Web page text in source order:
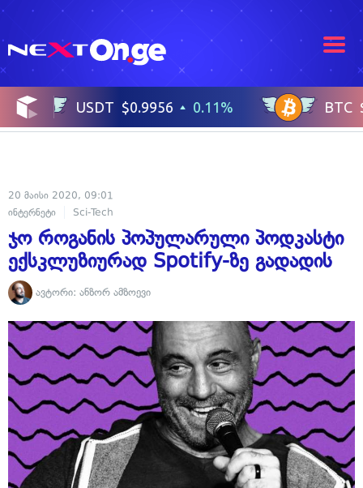
20 მაისი 2020, 09:01
ინტერნეტი
Sci-Tech
ჯო როგანის პოპულარული პოდკასტი
ექსკლუზიურად Spotify-ზე გადადის
ავტორი: ანზორ ამზოევი